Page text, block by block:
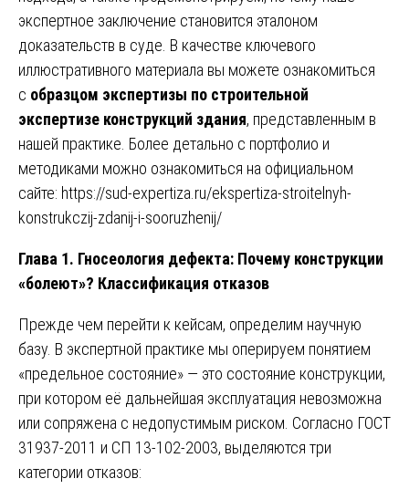
экспертное заключение становится эталоном
доказательств в суде. В качестве ключевого
иллюстративного материала вы можете ознакомиться
с образцом экспертизы по строительной
экспертизе конструкций здания, представленным в
нашей практике. Более детально с портфолио и
методиками можно ознакомиться на официальном
сайте: https://sud-expertiza.ru/ekspertiza-stroitelnyh-
konstrukczij-zdanij-i-sooruzhenij/
Глава 1. Гносеология дефекта: Почему конструкции
«болеют»? Классификация отказов
Прежде чем перейти к кейсам, определим научную
базу. В экспертной практике мы оперируем понятием
«предельное состояние» — это состояние конструкции,
при котором её дальнейшая эксплуатация невозможна
или сопряжена с недопустимым риском. Согласно ГОСТ
31937-2011 и СП 13-102-2003, выделяются три
категории отказов: